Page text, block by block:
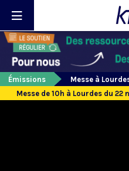
Émissions
Messe à
Messe de 10h à Lourdes du 22